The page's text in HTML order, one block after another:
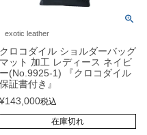
exotic leather
クロコダイル ショルダーバッグ
マット 加工 レディース ネイビ
ー(No.9925-1) 『クロコダイル
保証書付き』
¥143,000税込
在庫切れ